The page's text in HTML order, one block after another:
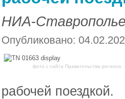
НИА-Ставрополье
Опубликовано:
фото с сайта Правительства региона
рабочей поездкой.